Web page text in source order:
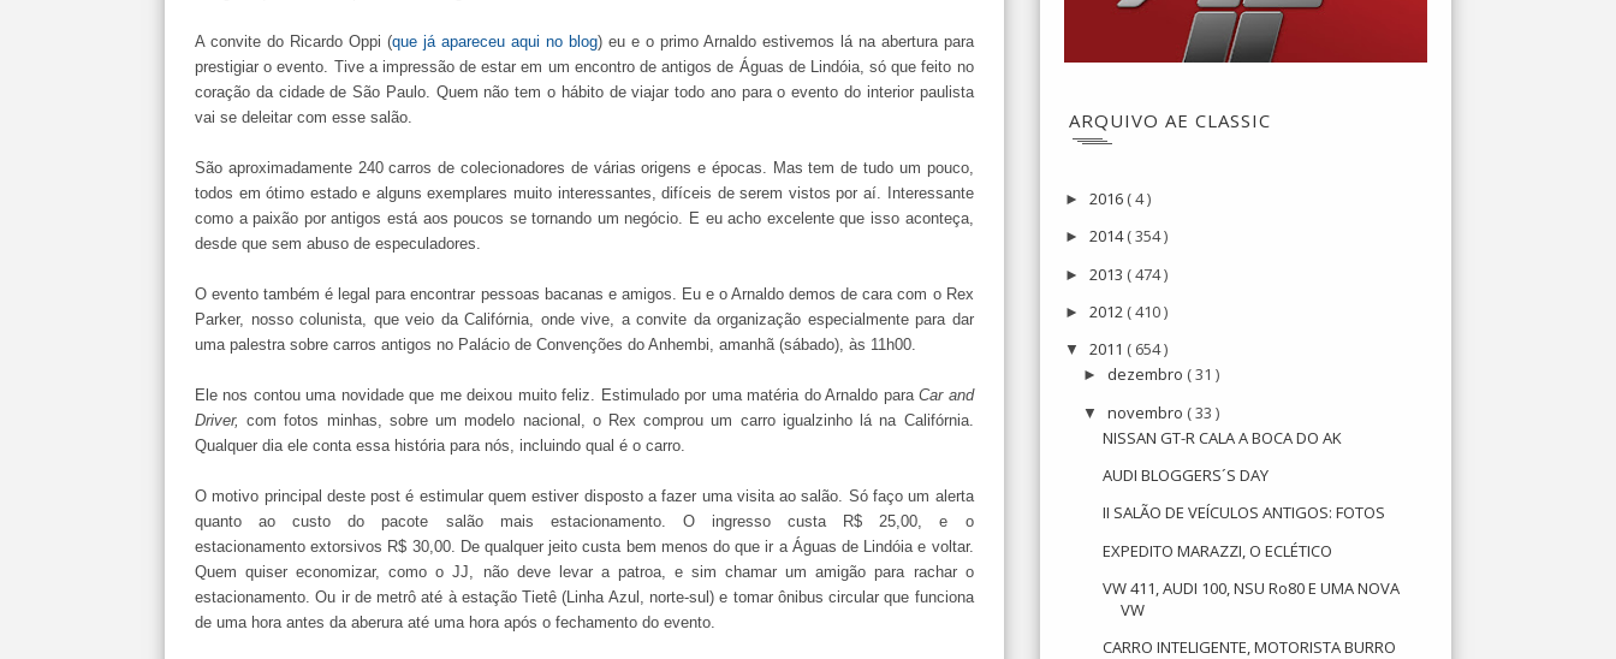
A convite do Ricardo Oppi (que já apareceu aqui no blog) eu e o primo Arnaldo estivemos lá na abertura para
prestigiar o evento. Tive a impressão de estar em um encontro de antigos de Águas de Lindóia, só que feito no
coração da cidade de São Paulo. Quem não tem o hábito de viajar todo ano para o evento do interior paulista
vai se deleitar com esse salão.
São aproximadamente 240 carros de colecionadores de várias origens e épocas. Mas tem de tudo um pouco,
todos em ótimo estado e alguns exemplares muito interessantes, difíceis de serem vistos por aí. Interessante
como a paixão por antigos está aos poucos se tornando um negócio. E eu acho excelente que isso aconteça,
desde que sem abuso de especuladores.
O evento também é legal para encontrar pessoas bacanas e amigos. Eu e o Arnaldo demos de cara com o Rex
Parker, nosso colunista, que veio da Califórnia, onde vive, a convite da organização especialmente para dar
uma palestra sobre carros antigos no Palácio de Convenções do Anhembi, amanhã (sábado), às 11h00.
Ele nos contou uma novidade que me deixou muito feliz. Estimulado por uma matéria do Arnaldo paraCar and
Driver, com fotos minhas, sobre um modelo nacional, o Rex comprou um carro igualzinho lá na Califórnia.
Qualquer dia ele conta essa história para nós, incluindo qual é o carro.
O motivo principal deste post é estimular quem estiver disposto a fazer uma visita ao salão. Só faço um alerta
quanto ao custo do pacote salão mais estacionamento. O ingresso custa R$ 25,00, e o
estacionamento extorsivos R$ 30,00. De qualquer jeito custa bem menos do que ir a Águas de Lindóia e voltar.
Quem quiser economizar, como o JJ, não deve levar a patroa, e sim chamar um amigão para rachar o
estacionamento. Ou ir de metrô até à estação Tietê (Linha Azul, norte-sul) e tomar ônibus circular que funciona
de uma hora antes da aberura até uma hora após o fechamento do evento.
ARQUIVO AE CLASSIC
► 2016 ( 4 )
► 2014( 354 )
► 2013 ( 474 )
► 2012 ( 410 )
▼ 2011 ( 654 )
► dezembro ( 31 )
▼novembro ( 33 )
NISSAN GT-R CALA A BOCA DO AK
AUDI BLOGGERS´S DAY
II SALÃO DE VEÍCULOS ANTIGOS: FOTOS
EXPEDITO MARAZZI, O ECLÉTICO
VW 411, AUDI 100, NSU Ro80 E UMA NOVA
VW
CARRO INTELIGENTE, MOTORISTA BURRO